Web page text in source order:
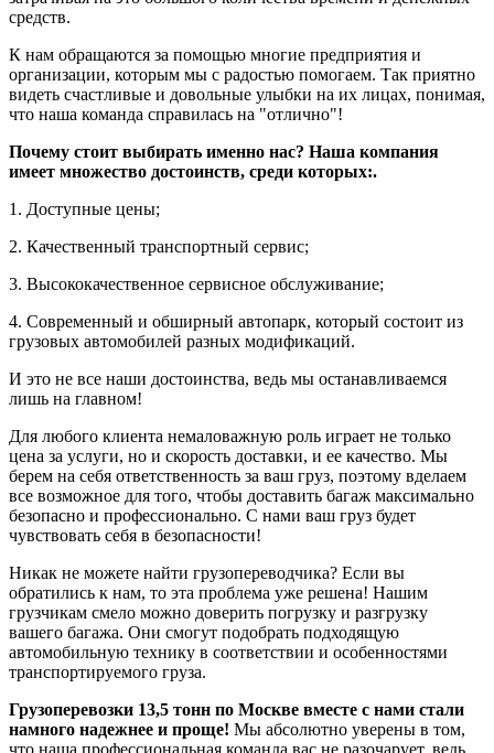
средств.
К нам обращаются за помощью многие предприятия и
организации, которым мы с радостью помогаем. Так приятно
видеть счастливые и довольные улыбки на их лицах, понимая,
что наша команда справилась на "отлично"!
Почему стоит выбирать именно нас? Наша компания
имеет множество достоинств, среди которых:.
1. Доступные цены;
2. Качественный транспортный сервис;
3. Высококачественное сервисное обслуживание;
4. Современный и обширный автопарк, который состоит из
грузовых автомобилей разных модификаций.
И это не все наши достоинства, ведь мы останавливаемся
лишь на главном!
Для любого клиента немаловажную роль играет не только
цена за услуги, но и скорость доставки, и ее качество. Мы
берем на себя ответственность за ваш груз, поэтому вделаем
все возможное для того, чтобы доставить багаж максимально
безопасно и профессионально. С нами ваш груз будет
чувствовать себя в безопасности!
Никак не можете найти грузопереводчика? Если вы
обратились к нам, то эта проблема уже решена! Нашим
грузчикам смело можно доверить погрузку и разгрузку
вашего багажа. Они смогут подобрать подходящую
автомобильную технику в соответствии и особенностями
транспортируемого груза.
Грузоперевозки 13,5 тонн по Москве вместе с нами стали
намного надежнее и проще! Мы абсолютно уверены в том,